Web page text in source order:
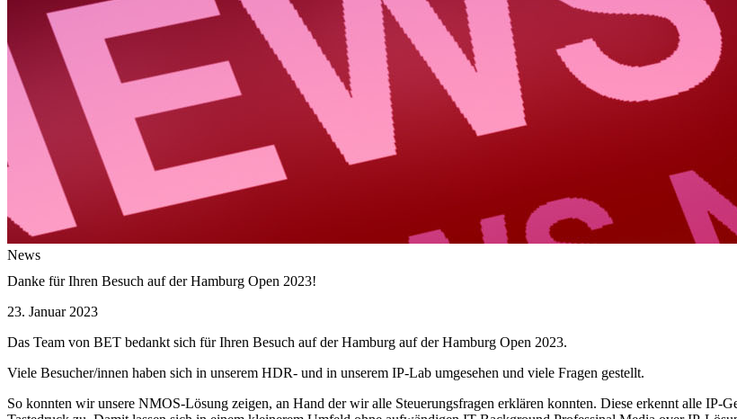
News
Danke für Ihren Besuch auf der Hamburg Open 2023!
23. Januar 2023
Das Team von BET bedankt sich für Ihren Besuch auf der Hamburg auf der Hamburg Open 2023.
Viele Besucher/innen haben sich in unserem HDR- und in unserem IP-Lab umgesehen und viele Fragen gestellt.
So konnten wir unsere NMOS-Lösung zeigen, an Hand der wir alle Steuerungsfragen erklären konnten. Diese erkennt alle IP-